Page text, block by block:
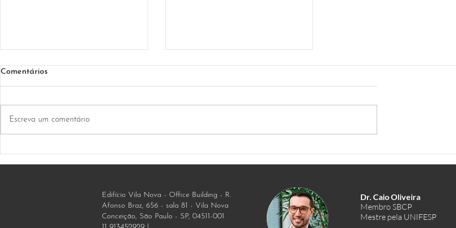
Blefaroplastia
Otoplastia
Comentários
Escreva um comentário
Edifício Vila Nova - Office Building - R.
Afonso Braz, 656 - sala 81 - Vila Nova
Conceição, São Paulo - SP, 04511-001
Dr. Caio Oliveira
Membro SBCP
Mestre pela UNIFESP